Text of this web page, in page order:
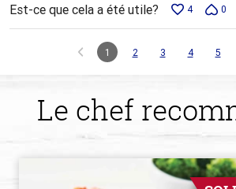
Est-ce que cela a été utile? 4 0
1 2 3 4 5
Le chef